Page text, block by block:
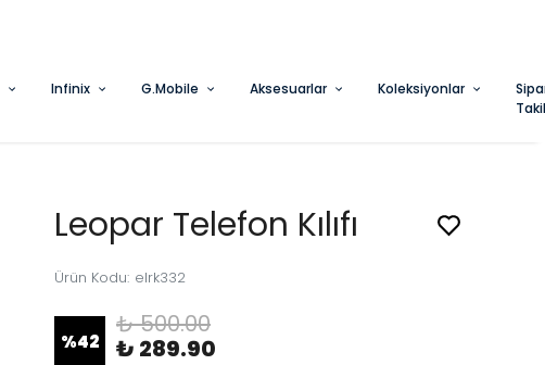
Infinix G.Mobile Aksesuarlar Koleksiyonlar
Leopar Telefon Kılıfı
Ürün Kodu: elrk332
%42
₺ 500.00
₺ 289.90